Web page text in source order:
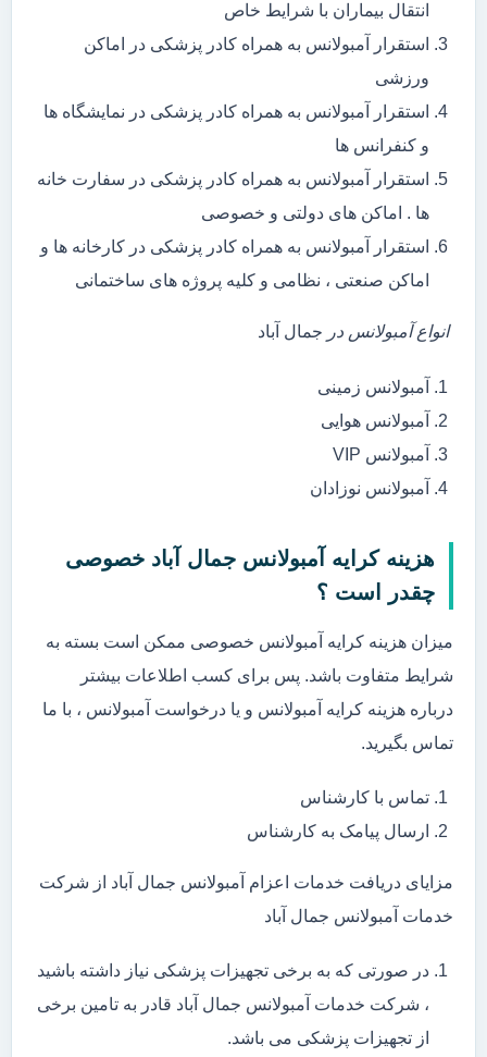
انتقال بیماران با شرایط خاص
استقرار آمبولانس به همراه کادر پزشکی در اماکن
ورزشی
استقرار آمبولانس به همراه کادر پزشکی در نمایشگاه ها
و کنفرانس ها
استقرار آمبولانس به همراه کادر پزشکی در سفارت خانه
ها . اماکن های دولتی و خصوصی
استقرار آمبولانس به همراه کادر پزشکی در کارخانه ها و
اماکن صنعتی ، نظامی و کلیه پروژه های ساختمانی
انواع آمبولانس در جمال آباد
آمبولانس زمینی
آمبولانس هوایی
آمبولانس VIP
آمبولانس نوزادان
هزینه کرایه آمبولانس جمال آباد خصوصی
چقدر است ؟
میزان هزینه کرایه آمبولانس خصوصی ممکن است بسته به
شرایط متفاوت باشد. پس برای کسب اطلاعات بیشتر
درباره هزینه کرایه آمبولانس و یا درخواست آمبولانس ، با ما
تماس بگیرید.
تماس با کارشناس
ارسال پیامک به کارشناس
مزایای دریافت خدمات اعزام آمبولانس جمال آباد از شرکت
خدمات آمبولانس جمال آباد
در صورتی که به برخی تجهیزات پزشکی نیاز داشته باشید
، شرکت خدمات آمبولانس جمال آباد قادر به تامین برخی
از تجهیزات پزشکی می باشد.